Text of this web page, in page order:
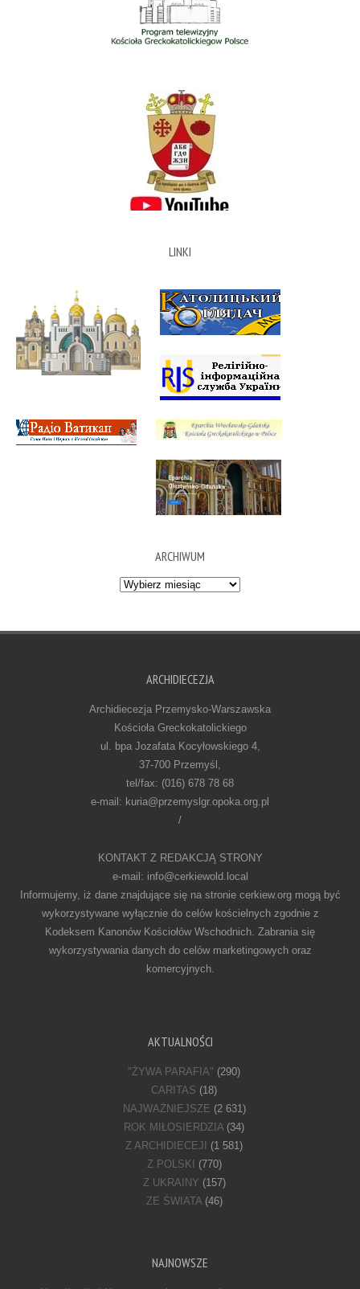
LINKI
ARCHIWUM
Archiwum
ARCHIDIECEZJA
Archidiecezja Przemysko-Warszawska
Kościoła Greckokatolickiego
ul. bpa Jozafata Kocyłowskiego 4,
37-700 Przemyśl,
tel/fax: (016) 678 78 68
e-mail: kuria@przemyslgr.opoka.org.pl
/
KONTAKT Z REDAKCJĄ STRONY
e-mail: info@cerkiewold.local
Informujemy, iż dane znajdujące się na stronie cerkiew.org mogą być
wykorzystywane wyłącznie do celów kościelnych zgodnie z
Kodeksem Kanonów Kościołów Wschodnich. Zabrania się
wykorzystywania danych do celów marketingowych oraz
komercyjnych.
AKTUALNOŚCI
"ŻYWA PARAFIA" (290)
CARITAS (18)
NAJWAŻNIEJSZE (2 631)
ROK MIŁOSIERDZIA(34)
Z ARCHIDIECEJI
(1 581)
Z POLSKI
(770)
Z UKRAINY (157)
ZE ŚWIATA(46)
NAJNOWSZE